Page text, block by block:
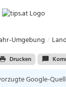
Umgebung
Drucken
Google-